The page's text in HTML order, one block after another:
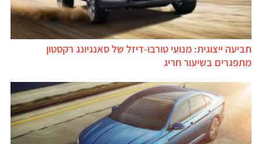
תביעה ייצוגית: מנועי טורבו-דיזל של סאנגיונג רקסטון
מתפגרים בשיעור חריג